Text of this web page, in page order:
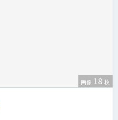
画像 18 枚